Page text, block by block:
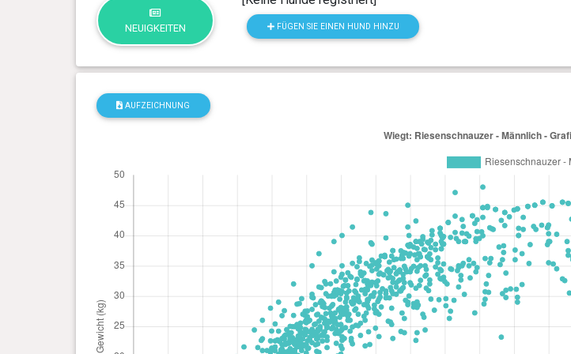
NEUIGKEITEN FÜGEN SIE EINEN HUND HINZU
AUFZEICHNUNG